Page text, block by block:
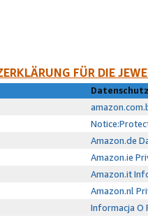
FÜR DIE
Amazon.de
Amazon.ie
Amazon.it
Amazon.nl
Informacja O